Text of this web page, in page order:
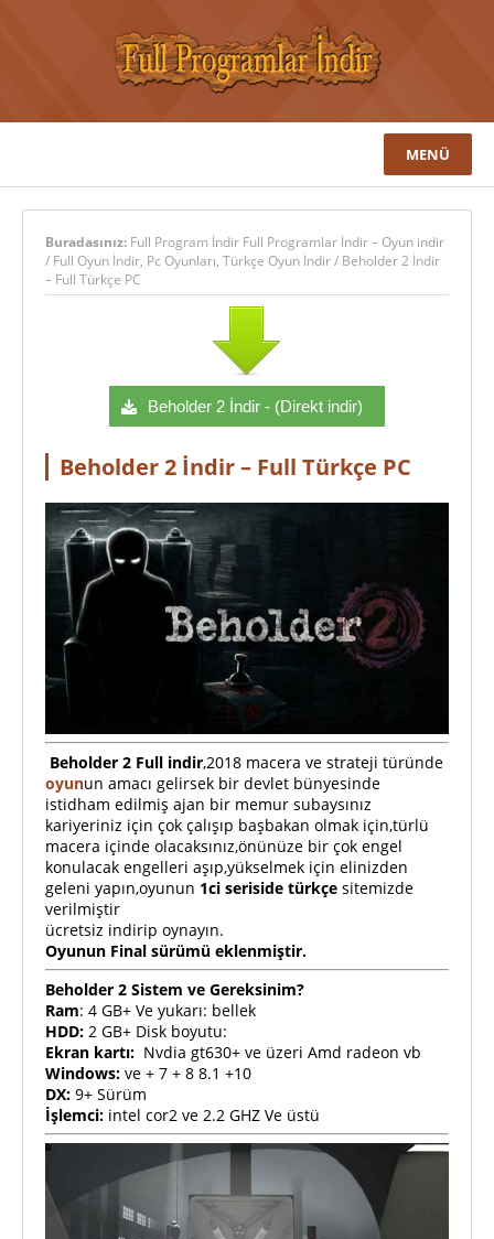
MENÜ
Buradasınız: Full Program İndir Full Programlar İndir – Oyun indir
/ Full Oyun İndir, Pc Oyunları, Türkçe Oyun İndir/ Beholder 2 İndir
– Full Türkçe PC
Beholder 2 İndir - (Direkt indir)
Beholder 2 İndir – Full Türkçe PC
Beholder 2 Full indir,2018 macera ve strateji türünde
oyunun amacı gelirsek bir devlet bünyesinde
istidham edilmiş ajan bir memur subaysınız
kariyeriniz için çok çalışıp başbakan olmak için,türlü
macera içinde olacaksınız,önünüze bir çok engel
konulacak engelleri aşıp,yükselmek için elinizden
geleni yapın,oyunun 1ci seriside türkçe sitemizde
verilmiştir
ücretsiz indirip oynayın.
Oyunun Final sürümü eklenmiştir.
Beholder 2 Sistem ve Gereksinim?
Ram: 4 GB+ Ve yukarı: bellek
HDD: 2 GB+ Disk boyutu:
Ekran kartı: Nvdia gt630+ ve üzeri Amd radeon vb
Windows: ve + 7 + 8 8.1 +10
DX: 9+ Sürüm
İşlemci: intel cor2 ve 2.2 GHZ Ve üstü